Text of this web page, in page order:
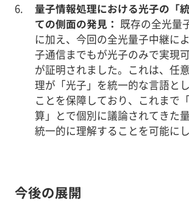
量子情報処理における光子の「
ての側面の発見： 既存の全光量
に加え、今回の全光量子中継に
子通信までもが光子のみで実現
が証明されました。これは、任
理が「光子」を統一的な言語と
ことを保障しており、これまで
算」とで個別に議論されてきた
統一的に理解することを可能にし
今後の展開